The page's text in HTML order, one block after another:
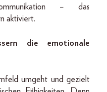
– das
aktiviert.
die emotionale
umgeht und gezielt